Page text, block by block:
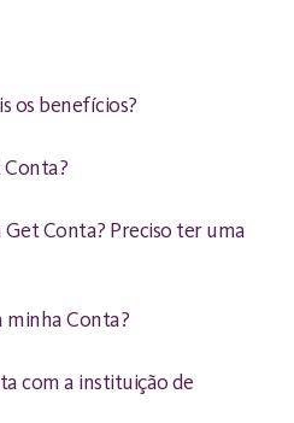
os benefícios?
Conta? Preciso ter uma
minha Conta?
com a instituição de